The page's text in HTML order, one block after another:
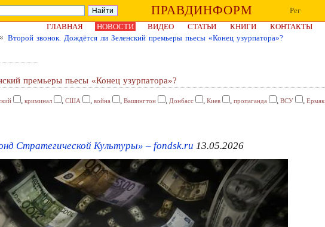
ПРАВДИНФОРМ
Рег
ГЛАВНАЯ
НОВОСТИ ВИДЕО СТАТЬИ КНИГИ КОНТАКТЫ
Второй звонок. Дождётся ли Зеленский премьеры пьесы «Конец узурпатора»?
премьеры пьесы «Конец узурпатора»?
, криминал , США , война , Вашингтон , Донбасс , Киев , пропаганда , ВСУ , Ермак
Стратегической Культуры» – fondsk.ru 13.05.2026